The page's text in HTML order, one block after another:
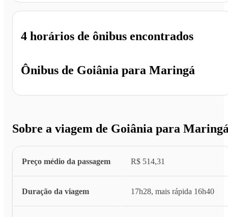
Ônibus de Goiânia para Maringá
4 horários de ônibus encontrados
Sobre a viagem de Goiânia para
Preço médio da passagem R$ 514,31
Duração da viagem 17h28, mais rápida 16h40